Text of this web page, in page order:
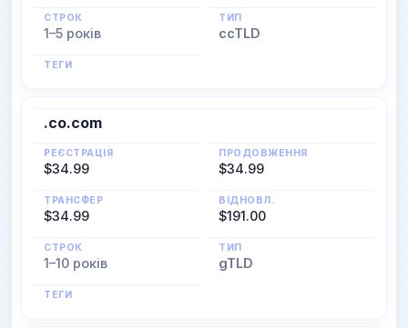
СТРОК
1–5 років
ТИП
ccTLD
ТЕГИ
.co.com
РЕЄСТРАЦІЯ
$34.99
ПРОДОВЖЕННЯ
$34.99
ТРАНСФЕР
$34.99
ВІДНОВЛ.
$191.00
СТРОК
1–10 років
ТИП
gTLD
ТЕГИ